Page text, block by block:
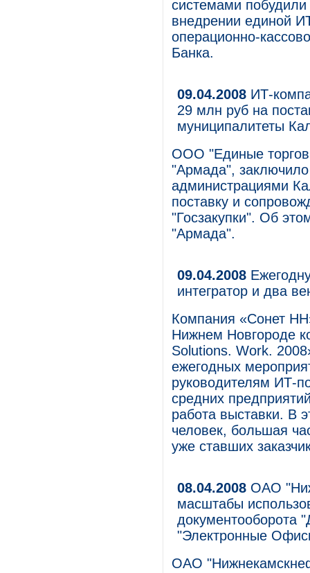
системами
внедрении единой
операционно-
Банка.
09.04.2008 ИТ-
29 млн руб на
муниципалитеты
ООО "Единые
"Армада", заключило
администрациями
поставку и
"Госзакупки". Об
"Армада".
09.04.2008
интегратор и два
Компания «Сонет
Нижнем Новгороде
Solutions. Work.
ежегодных
руководителям ИТ-
средних
работа выставки. В
человек, большая
уже ставших
08.04.2008 ОАО
масштабы
документооборота
"Электронные
ОАО